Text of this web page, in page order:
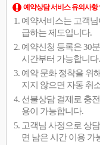
예약상담 서비스 유의사항
예약서비스는 고객
급하는 제도입니다.
예약신청 등록은 30
시간부터 가능합니다.
예약 문화 정착을 위
지지 않으면 자동 취
선불상담 결제로 충
용이 가능합니다.
고객님 사정으로 상
면 남은 시간 이용 가